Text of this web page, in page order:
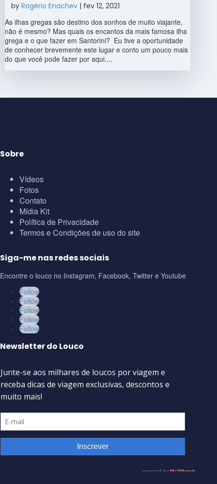
by Rogério Enachev | fev 12, 2021
As ilhas gregas são destino dos sonhos de muito viajante,
não é mesmo? Mas quais os encantos da mais famosa ilha
grega e o que fazer em Santorini? Eu tive a oportunidade
de conhecer brevemente este lugar e conto um pouco mais
do que você pode fazer por aqui....
Sobre
Vídeos
Fotos
Contato
Mídia Kit
Política de Privacidade
Termos e Condições de uso do site
Siga-me nas redes sociais
Encontre o louco no Instagram, Facebook, Twitter e Youtube
Follow
Follow
Follow
Follow
Follow
Newsletter do Louco